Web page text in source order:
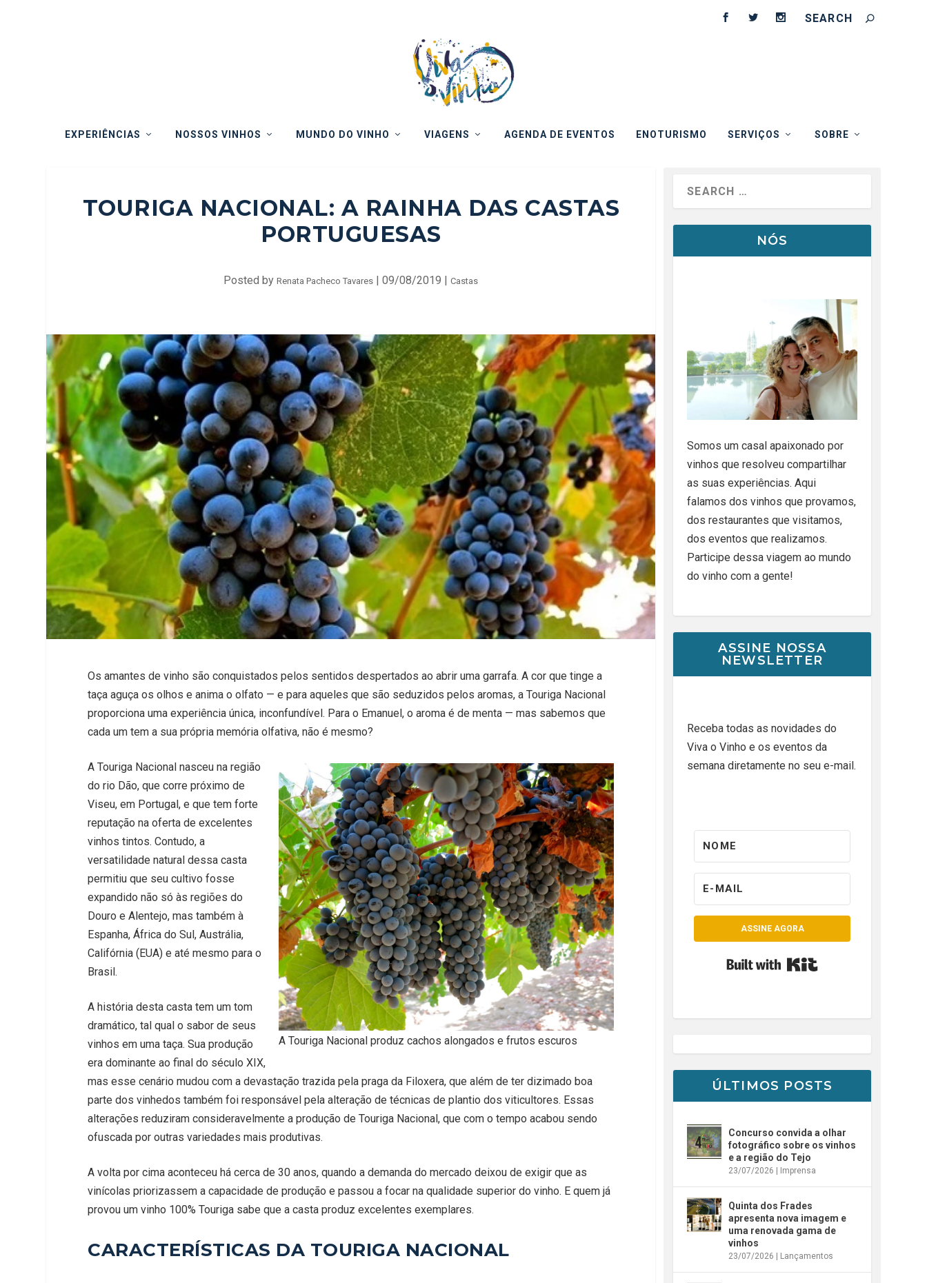
EXPERIÊNCIAS NOSSOS VINHOS MUNDO DO VINHO VIAGENS AGENDA DE EVENTOS ENOTURISMO SERVIÇOS SOBRE
TOURIGA NACIONAL: A RAINHA DAS CASTAS
PORTUGUESAS
Posted byRenata Pacheco Tavares |09/08/2019 |Castas
Os amantes de vinho são conquistados pelos sentidos despertados ao abrir uma garrafa. A cor que tinge a
taça aguça os olhos e anima o olfato — e para aqueles que são seduzidos pelos aromas, a Touriga Nacional
proporciona uma experiência única, inconfundível. Para o Emanuel, o aroma é de menta — mas sabemos que
cada um tem a sua própria memória olfativa, não é mesmo?
A Touriga Nacional produz cachos alongados e frutos escuros
A Touriga Nacional nasceu na região
do rio Dão, que corre próximo de
Viseu, em Portugal, e que tem forte
reputação na oferta de excelentes
vinhos tintos. Contudo, a
versatilidade natural dessa casta
permitiu que seu cultivo fosse
expandido não só às regiões do
Douro e Alentejo, mas também à
Espanha, África do Sul, Austrália,
Califórnia (EUA) e até mesmo para o
Brasil.
A história desta casta tem um tom
dramático, tal qual o sabor de seus
vinhos em uma taça. Sua produção
era dominante ao final do século XIX,
mas esse cenário mudou com a devastação trazida pela praga da Filoxera, que além de ter dizimado boa
parte dos vinhedos também foi responsável pela alteração de técnicas de plantio dos viticultores. Essas
alterações reduziram consideravelmente a produção de Touriga Nacional, que com o tempo acabou sendo
ofuscada por outras variedades mais produtivas.
A volta por cima aconteceu há cerca de 30 anos, quando a demanda do mercado deixou de exigir que as
vinícolas priorizassem a capacidade de produção e passou a focar na qualidade superior do vinho. E quem já
provou um vinho 100% Touriga sabe que a casta produz excelentes exemplares.
CARACTERÍSTICAS DA TOURIGA NACIONAL
NÓS
Somos um casal apaixonado por
vinhos que resolveu compartilhar
as suas experiências. Aqui
falamos dos vinhos que provamos,
dos restaurantes que visitamos,
dos eventos que realizamos.
Participe dessa viagem ao mundo
do vinho com a gente!
ASSINE NOSSA
NEWSLETTER
Receba todas as novidades do
Viva o Vinho e os eventos da
semana diretamente no seu e-mail.
ASSINE AGORA
ÚLTIMOS POSTS
Concurso convida a olhar
fotográfico sobre os vinhos
e a região do Tejo
23/07/2026 | Imprensa
Quinta dos Frades
apresenta nova imagem e
uma renovada gama de
vinhos
23/07/2026 | Lançamentos